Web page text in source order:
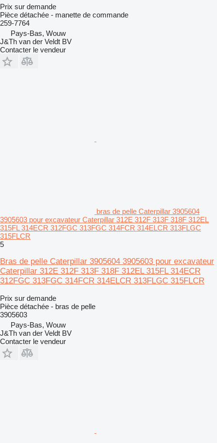
Prix sur demande
Pièce détachée - manette de commande
259-7764
Pays-Bas, Wouw
J&Th van der Veldt BV
Contacter le vendeur
bras de pelle Caterpillar 3905604
3905603 pour excavateur Caterpillar 312E 312F 313F 318F 312EL
315FL 314ECR 312FGC 313FGC 314FCR 314ELCR 313FLGC
315FLCR
5
Bras de pelle Caterpillar 3905604 3905603 pour excavateur
Caterpillar 312E 312F 313F 318F 312EL 315FL 314ECR
312FGC 313FGC 314FCR 314ELCR 313FLGC 315FLCR
Prix sur demande
Pièce détachée - bras de pelle
3905603
Pays-Bas, Wouw
J&Th van der Veldt BV
Contacter le vendeur